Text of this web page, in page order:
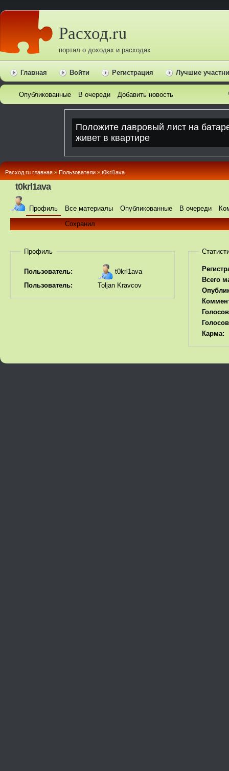
Расход.ru
портал о доходах и расходах
Главная Войти Регистрация Лучшие
Опубликованные В очереди Добавить новость
Расход.ru главная » Пользователи » t0krl1ava
t0krl1ava
Профиль Все материалы Опубликованные В очереди
Сохранил
Профиль
Пользователь:
t0krl1ava
Пользователь:
Toljan Kravcov
Всего
Карма: